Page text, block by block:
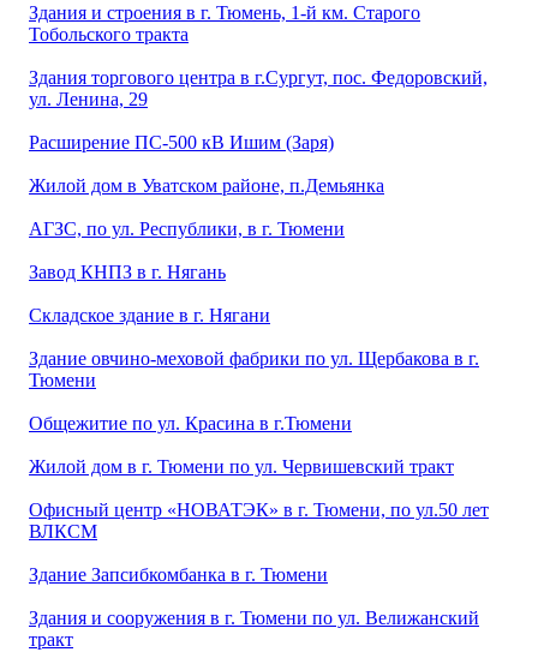
Здания и строения в г. Тюмень, 1-й км. Старого
Тобольского тракта
Здания торгового центра в г.Сургут, пос. Федоровский,
ул. Ленина, 29
Расширение ПС-500 кВ Ишим (Заря)
Жилой дом в Уватском районе, п.Демьянка
АГЗС, по ул. Республики, в г. Тюмени
Завод КНПЗ в г. Нягань
Складское здание в г. Нягани
Здание овчино-меховой фабрики по ул. Щербакова в г.
Тюмени
Общежитие по ул. Красина в г.Тюмени
Жилой дом в г. Тюмени по ул. Червишевский тракт
Офисный центр «НОВАТЭК» в г. Тюмени, по ул.50 лет
ВЛКСМ
Здание Запсибкомбанка в г. Тюмени
Здания и сооружения в г. Тюмени по ул. Велижанский
тракт